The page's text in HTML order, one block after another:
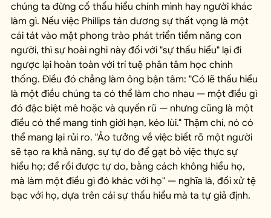
chúng ta đừng cố thấu hiểu chính mình hay người khác
làm gì. Nếu việc Phillips tán dương sự thất vọng là một
cái tát vào mặt phong trào phát triển tiềm năng con
người, thì sự hoài nghi này đối với "sự thấu hiểu" lại đi
ngược lại hoàn toàn với trí tuệ phân tâm học chính
thống. Điều đó chẳng làm ông bận tâm: "Có lẽ thấu hiểu
là một điều chúng ta có thể làm cho nhau — một điều gì
đó đặc biệt mê hoặc và quyến rũ — nhưng cũng là một
điều có thể mang tính giới hạn, kéo lùi." Thậm chí, nó có
thể mang lại rủi ro. "Ảo tưởng về việc biết rõ một người
sẽ tạo ra khả năng, sự tự do để gạt bỏ việc thực sự
hiểu họ; để rồi được tự do, bằng cách không hiểu họ,
mà làm một điều gì đó khác với họ" — nghĩa là, đối xử tệ
bạc với họ, dựa trên cái sự thấu hiểu mà ta tự giả định.